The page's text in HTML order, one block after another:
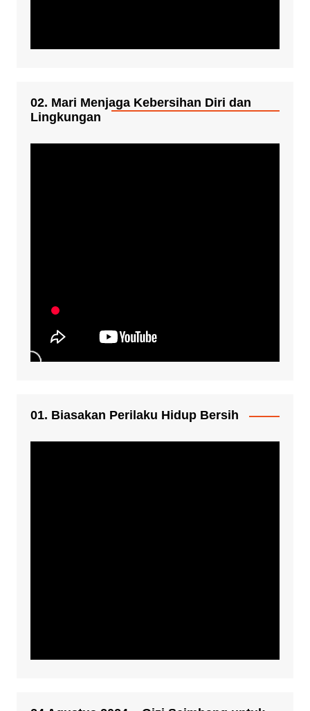
02. Mari Menjaga Kebersihan Diri dan
Lingkungan
01. Biasakan Perilaku Hidup Bersih